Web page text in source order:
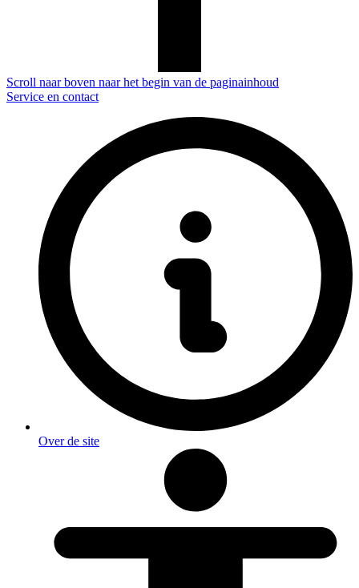
Scroll naar boven naar het begin van de paginainhoud
Service en contact
Over de site